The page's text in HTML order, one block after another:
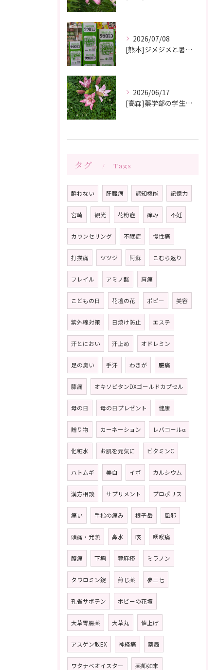
2026/07/08
[熊本]ジメジメと暑い夏痒くてたまらない、皮膚炎が治らない、蕁麻疹が出やすくて悩んでいる方いませんか⁉️タウロミン錠でいつの間にか治ってしまったと大好評です💞
2026/06/17
[高森]薬学部の学生さんが薬局製剤の実習にきてくれました✨桂枝茯苓丸つくり楽しかった!と帰って行きました☺️
タグ Tags
酔わない 肝臓病 認知機能 記憶力
宮崎 観光 花粉症 痒み 不妊
カウンセリング 不眠症 慢性痛
打撲痛 ツツジ 阿蘇 こむら返り
フレイル アミノ酸 肩痛
こどもの日 花壇の花 ポピー 美容
紫外線対策 日焼け防止 エステ
汗とにおい 汗止め オドレミン
足の臭い 手汗 わきが 腰痛
膝痛 オキソピタンDXゴールドカプセル
母の日 母の日プレゼント 健康
贈り物 カーネーション レバコールα
化粧水 お肌を元気に ビタミンC
ハトムギ 美白 イボ カルシウム
漢方相談 サプリメント プロポリス
痛い 手指の痛み 根子岳 風邪
頭痛・発熱 鼻水 咳 咽喉痛
腹痛 下痢 蕁麻疹 ミラノン
タウロミン錠 煎じ薬 夢三七
孔雀サボテン ポピーの花壇
大草胃腸薬 大草丸 値上げ
アスゲン散EX 神経痛 薬局
ワタナベオイスター 薬師如来